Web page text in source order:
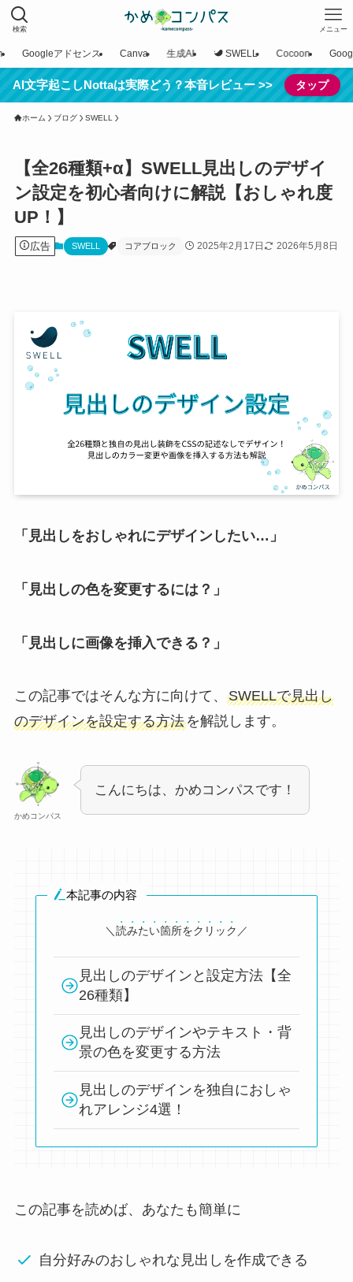
検索 メニュー
Googleアドセンス Canva 生成AI SWELL Cocoon
AI文字起こしNottaは実際どう？本音レビュー >> タップ
ホーム ブログ SWELL
【全26種類+α】SWELL見出しのデザイ
ン設定を初心者向けに解説【おしゃれ度
UP！】
広告 SWELL コアブロック 2025年2月17日 2026年5月8日
「見出しをおしゃれにデザインしたい…」
「見出しの色を変更するには？」
「見出しに画像を挿入できる？」
この記事ではそんな方に向けて、 SWELLで見出し
のデザインを設定する方法を解説します。
かめコンパス
こんにちは、かめコンパスです！
本記事の内容
＼ 読みたい箇所をクリック ／
見出しのデザインと設定方法【全
26種類】
見出しのデザインやテキスト・背
景の色を変更する方法
見出しのデザインを独自におしゃ
れアレンジ4選！
この記事を読めば、あなたも簡単に
自分好みのおしゃれな見出しを作成できる